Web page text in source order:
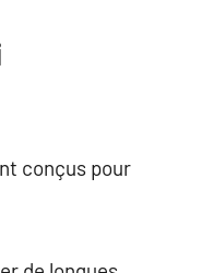
conçus pour